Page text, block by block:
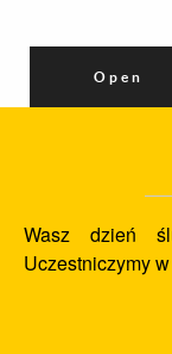
Open
Wasz dzień
Uczestniczymy